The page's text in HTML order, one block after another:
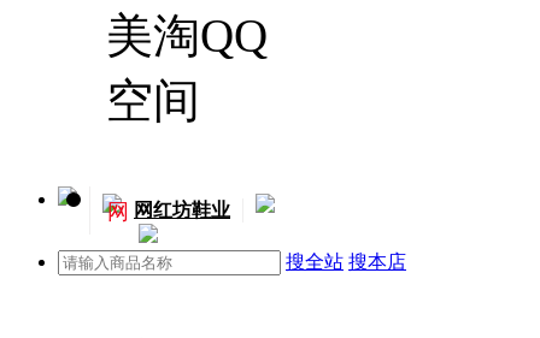
网 网红坊鞋业
搜全站 搜本店